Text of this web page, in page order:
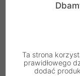
Ta strona
prawidłowego
dodać